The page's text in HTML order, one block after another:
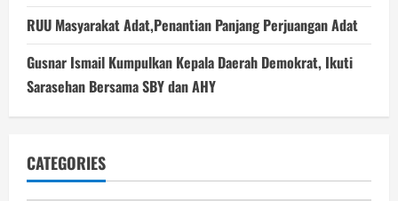
RUU Masyarakat Adat,Penantian Panjang Perjuangan Adat
Gusnar Ismail Kumpulkan Kepala Daerah Demokrat, Ikuti
Sarasehan Bersama SBY dan AHY
CATEGORIES